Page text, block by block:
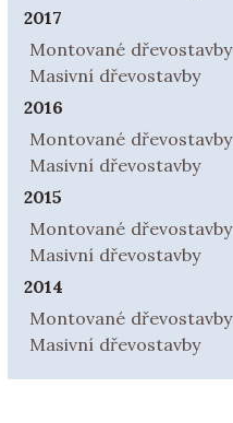
2017
Montované dřevostavby
Masivní dřevostavby
2016
Montované dřevostavby
Masivní dřevostavby
2015
Montované dřevostavby
Masivní dřevostavby
2014
Montované dřevostavby
Masivní dřevostavby